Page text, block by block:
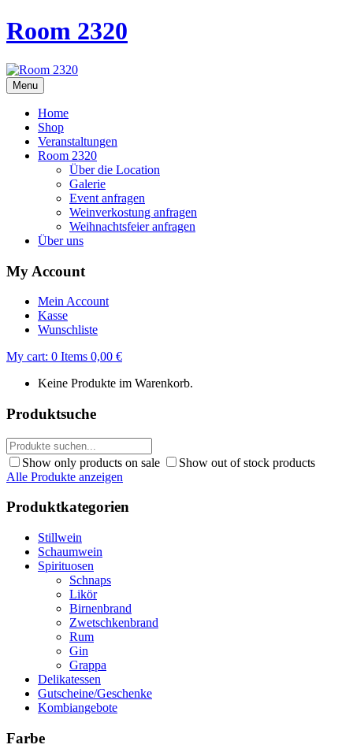
Room 2320
Menu
Home
Shop
Veranstaltungen
Room 2320
Über die Location
Galerie
Event anfragen
Weinverkostung anfragen
Weihnachtsfeier anfragen
Über uns
My Account
Mein Account
Kasse
Wunschliste
My cart: 0 Items 0,00 €
Keine Produkte im Warenkorb.
Produktsuche
Show only products on sale
Show out of stock products
Alle Produkte anzeigen
Produktkategorien
Stillwein
Schaumwein
Spirituosen
Schnaps
Likör
Birnenbrand
Zwetschkenbrand
Rum
Gin
Grappa
Delikatessen
Gutscheine/Geschenke
Kombiangebote
Farbe